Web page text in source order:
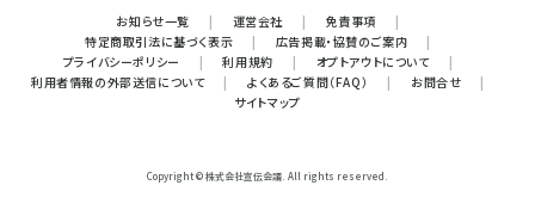
お知らせ一覧 | 運営会社 | 免責事項
|
特定商取引法に基づく表示
| 広告掲載・協賛のご案内
|
プライバシーポリシー
| 利用規約 | オプトアウトについて
|
利用者情報の外部送信について
| よくあるご質問（FAQ） | お問合せ
|
サイトマップ
Copyright © 株式会社宣伝会議. All rights reserved.